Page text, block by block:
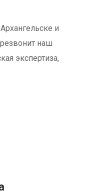
и
наш
экспертиза,